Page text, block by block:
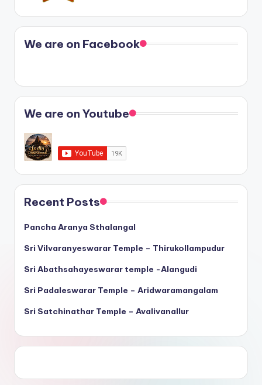
We are on Facebook
We are on Youtube
Recent Posts
Pancha Aranya Sthalangal
Sri Vilvaranyeswarar Temple – Thirukollampudur
Sri Abathsahayeswarar temple -Alangudi
Sri Padaleswarar Temple – Aridwaramangalam
Sri Satchinathar Temple – Avalivanallur